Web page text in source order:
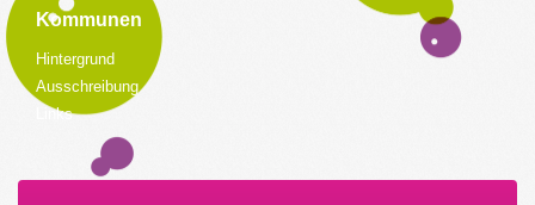
Kommunen
Hintergrund
Ausschreibung
Links